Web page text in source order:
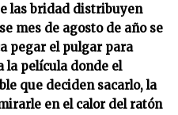
las bridad distribuyen
mes de agosto de año se
pegar el pulgar para
la película donde el
que deciden sacarlo, la
en el calor del ratón